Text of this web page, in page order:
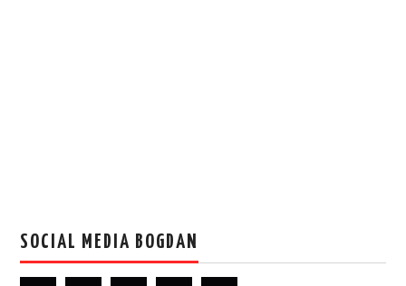
SOCIAL MEDIA BOGDAN